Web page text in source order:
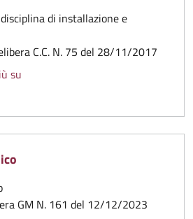
di installazione e
C.C. N. 75 del 28/11/2017
su
GM N. 161 del 12/12/2023